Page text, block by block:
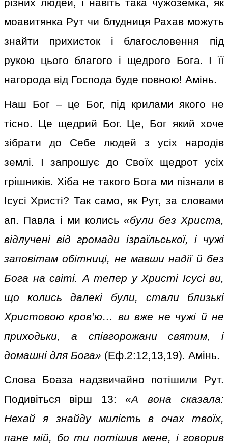
різних людей, і навіть така чужоземка, як
моавитянка Рут чи блудниця Рахав можуть
знайти прихисток і благословення під
рукою цього благого і щедрого Бога. І її
нагорода від Господа буде повною! Амінь.
Наш Бог – це Бог, під крилами якого не
тісно. Це щедрий Бог. Це, Бог який хоче
зібрати до Себе людей з усіх народів
землі. І запрошує до Своїх щедрот усіх
грішників. Хіба не такого Бога ми пізнали в
Ісусі Христі? Так само, як Рут, за словами
ап. Павла і ми колись«були без Христа,
відлучені від громади ізраїльської, і чужі
заповітам обітниці, не мавши надії й без
Бога на світі. А тепер у Христі Ісусі ви,
що колись далекі були, стали близькі
Христовою кров’ю… ви вже не чужі й не
приходьки, а співгорожани святим, і
домашні для Бога» (Еф.2:12,13,19). Амінь.
Слова Боаза надзвичайно потішили Рут.
Подивіться вірш 13:«А вона сказала:
Нехай я знайду милість в очах твоїх,
пане мій, бо ти потішив мене, і говорив